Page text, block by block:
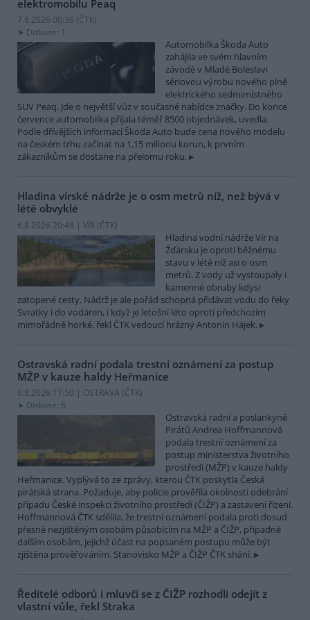
elektromobilu Peaq
7.8.2026 00:36 (ČTK)
Diskuse: 1
Automobilka Škoda Auto
zahájila ve svém hlavním
závodě v Mladé Boleslavi
sériovou výrobu nového plně
elektrického sedmimístného
SUV Peaq. Jde o největší vůz v současné nabídce značky. Do konce
července automobilka přijala téměř 8500 objednávek, uvedla.
Podle dřívějších informací Škoda Auto bude cena nového modelu
na českém trhu začínat na 1,15 milionu korun, k prvním
zákazníkům se dostane na přelomu roku.
Hladina vírské nádrže je o osm metrů níž, než bývá v
létě obvyklé
6.8.2026 20:48 | VÍR (ČTK)
Hladina vodní nádrže Vír na
Žďársku je oproti běžnému
stavu v létě níž asi o osm
metrů. Z vody už vystoupaly i
kamenné obruby kdysi
zatopené cesty. Nádrž je ale pořád schopná přidávat vodu do řeky
Svratky i do vodáren, i když je letošní léto oproti předchozím
mimořádně horké, řekl ČTK vedoucí hrázný Antonín Hájek.
Ostravská radní podala trestní oznámení za postup
MŽP v kauze haldy Heřmanice
6.8.2026 17:50 | OSTRAVA (ČTK)
Diskuse: 6
Ostravská radní a poslankyně
Pirátů Andrea Hoffmannová
podala trestní oznámení za
postup ministerstva životního
prostředí (MŽP) v kauze haldy
Heřmanice. Vyplývá to ze zprávy, kterou ČTK poskytla Česká
pirátská strana. Požaduje, aby policie prověřila okolnosti odebrání
případu České inspekci životního prostředí (ČIŽP) a zastavení řízení.
Hoffmannová ČTK sdělila, že trestní oznámení podala proti dosud
přesně nezjištěným osobám působícím na MŽP a ČIŽP, případně
dalším osobám, jejichž účast na popsaném postupu může být
zjištěna prověřováním. Stanovisko MŽP a ČIŽP ČTK shání.
Ředitelé odborů i mluvčí se z ČIŽP rozhodli odejít z
vlastní vůle, řekl Straka